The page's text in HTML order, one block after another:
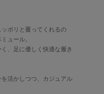
ポリと覆ってくれるの
ュール。
、足に優しく快適な履き
活かしつつ、カジュアル